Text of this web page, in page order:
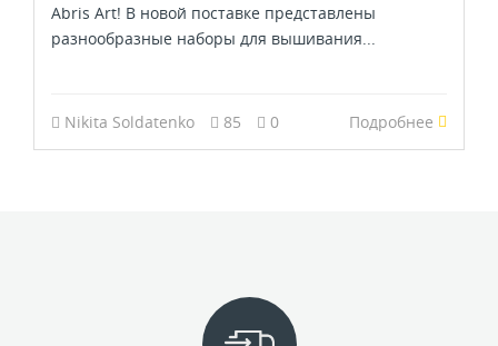
Abris Art! В новой поставке представлены
разнообразные наборы для вышивания...
Nikita Soldatenko 85 0 Подробнее